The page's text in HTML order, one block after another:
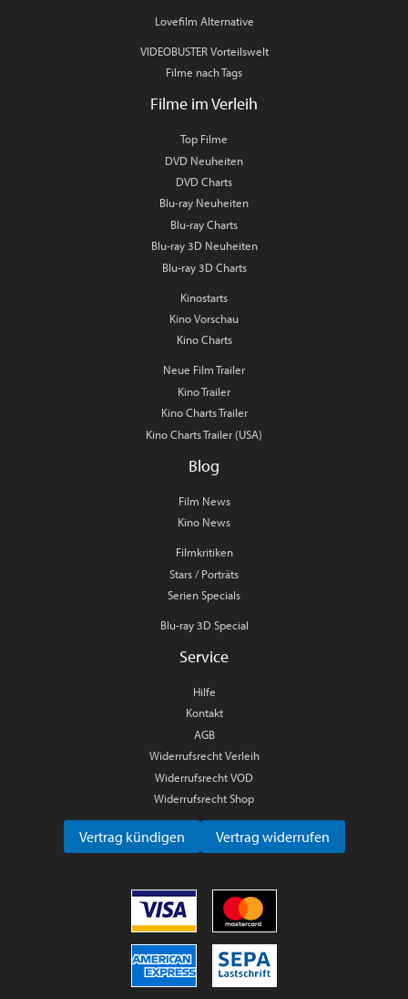
Lovefilm Alternative
VIDEOBUSTER Vorteilswelt
Filme nach Tags
Filme im Verleih
Top Filme
DVD Neuheiten
DVD Charts
Blu-ray Neuheiten
Blu-ray Charts
Blu-ray 3D Neuheiten
Blu-ray 3D Charts
Kinostarts
Kino Vorschau
Kino Charts
Neue Film Trailer
Kino Trailer
Kino Charts Trailer
Kino Charts Trailer (USA)
Blog
Film News
Kino News
Filmkritiken
Stars / Porträts
Serien Specials
Blu-ray 3D Special
Service
Hilfe
Kontakt
AGB
Widerrufsrecht Verleih
Widerrufsrecht VOD
Widerrufsrecht Shop
Vertrag kündigen Vertrag widerrufen